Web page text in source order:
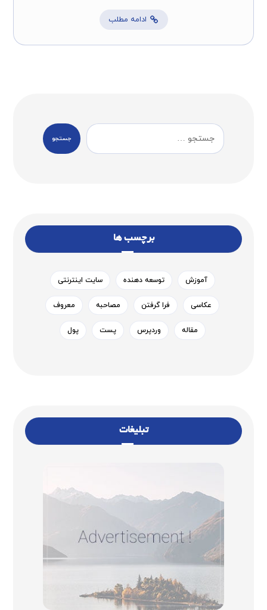
ادامه مطلب
جستجو
برچسب ها
آموزش توسعه دهنده سایت اینترنتی
عکاسی فرا گرفتن مصاحبه معروف
مقاله وردپرس پست پول
تبلیغات